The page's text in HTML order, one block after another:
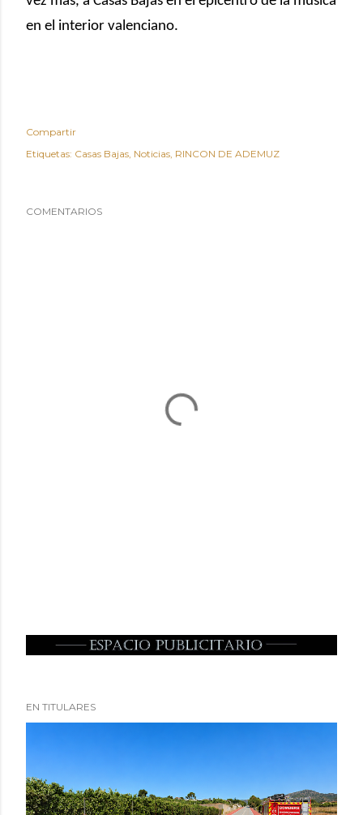
en el interior valenciano.
Compartir
Etiquetas: Casas Bajas Noticias RINCON DE ADEMUZ
COMENTARIOS
EN TITULARES